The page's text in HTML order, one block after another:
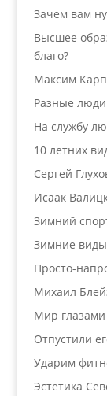
Зачем вам
Высшее
благо?
Максим
Разные
На службу
10 летних
Сергей
Исаак
Зимний
Зимние
Просто-
Михаил
Мир глазами
Отпустили
Ударим
Эстетика